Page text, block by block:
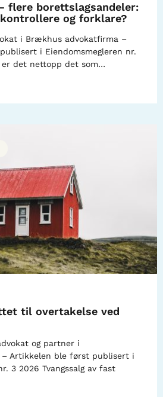
flere borettslagsandeler:
og forklare?
i Brækhus advokatfirma –
i Eiendomsmegleren nr.
er det nettopp det som…
til overtakelse ved
og partner i
– Artikkelen ble først publisert i
3 2026 Tvangssalg av fast